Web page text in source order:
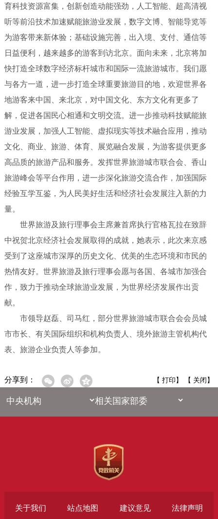
育科技资源富集，创新创造动能强劲，人工智能、超高清视
听等前沿技术加速赋能旅游业发展，数字文博、智能导览等
为游客带来新体验；基础设施完善，出入境、支付、通信等
日益便利，越来越多的游客到访北京。面向未来，北京将加
快打造全球数字经济标杆城市和国际一流旅游城市。我们愿
与各方一道，进一步打造全球重要旅游目的地，欢迎世界各
地游客来中国、来北京，对中国文化、东方文化有更多了
解，促进各国民心相通和文明交流。进一步推动科技赋能旅
游业发展，加强人工智能、虚拟现实等技术融合应用，推动
文化、商业、旅游、体育、展览融合发展，为游客提供更多
高品质的旅游产品和服务。发挥世界旅游城市联合会、香山
旅游峰会等平台作用，进一步深化旅游交流合作，加强国际
经验互学互鉴，为人民美好生活和经济社会发展注入新的力
量。
世界旅游及旅行理事会主席兼首席执行官格瓦拉在致辞
中祝贺北京经济社会发展取得的成就，她表示，此次来京感
受到了这座城市深厚的历史文化、优美的生态环境和市民的
热情友好。世界旅游及旅行理事会愿与各国、各城市加强合
作，致力于推动全球旅游业发展，为世界经济发展作出贡
献。
市领导赵磊、司马红，部分世界旅游城市联合会会员城
市市长、有关国际组织和机构负责人、境外旅游主管机构代
表、旅游企业负责人等参加。
分享到： 【打印 】 【 关闭 】
关于我们 站点地图 建议意见 法律声明